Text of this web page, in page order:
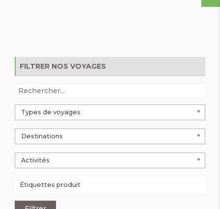
FILTRER NOS VOYAGES
Types de voyages
Destinations
Activités